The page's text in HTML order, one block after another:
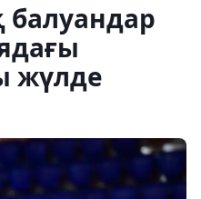
балуандар
жүлде